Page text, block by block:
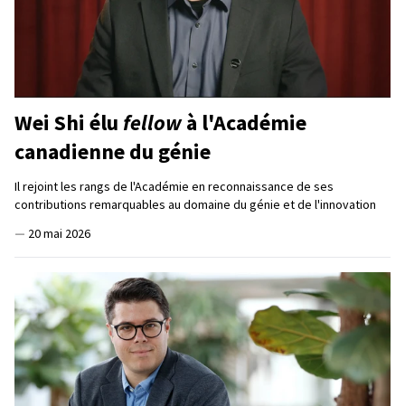
Wei Shi élu fellowà l'Académie
canadienne du génie
Il rejoint les rangs de l'Académie en reconnaissance de ses
contributions remarquables au domaine du génie et de l'innovation
— 20 mai 2026